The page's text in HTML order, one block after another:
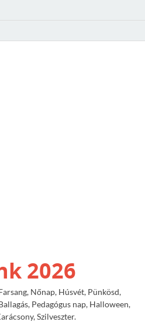
2026
Nőnap, Húsvét, Pünkösd,
Pedagógus nap, Halloween,
Szilveszter.